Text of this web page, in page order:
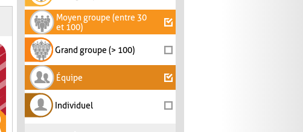
Moyen groupe (entre 30
et 100)
Grand groupe (> 100)
Équipe
Individuel